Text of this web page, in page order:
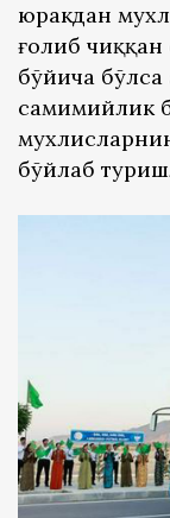
юракдан
ғолиб
бўйича бўлса
самимийлик
бўйлаб